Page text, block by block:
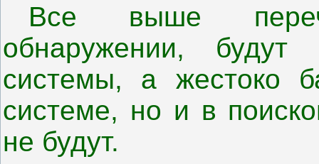
Все выше
обнаружении,
системы, а жестоко
системе, но и в
не будут.